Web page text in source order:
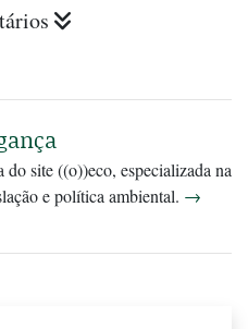
do site ((o))eco, especializada na
e política ambiental. →